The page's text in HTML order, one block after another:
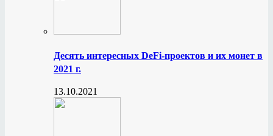
Десять интересных DeFi-проектов и их монет в
2021 г.
13.10.2021